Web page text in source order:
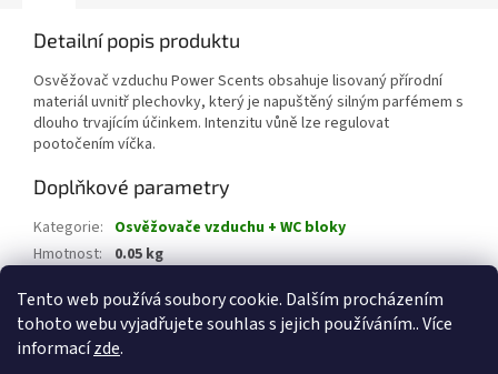
Tento web používá soubory cookie. Dalším procházením
tohoto webu vyjadřujete souhlas s jejich používáním.. Více
informacízde.
Detailní popis produktu
Osvěžovač vzduchu Power Scents obsahuje lisovaný přírodní
materiál uvnitř plechovky, který je napuštěný silným parfémem s
dlouho trvajícím účinkem. Intenzitu vůně lze regulovat
pootočením víčka.
Doplňkové parametry
Kategorie: Osvěžovače vzduchu + WC bloky
Hmotnost: 0.05 kg